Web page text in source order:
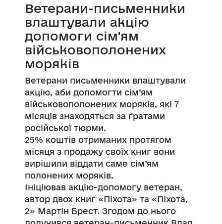
Ветерани-письменники
влаштували акцію
допомоги сім'ям
військовополонених
моряків
Ветерани письменники влаштували
акцію, аби допомогти сім’ям
військовополонених моряків, які 7
місяців знаходяться за ґратами
російської тюрми.
25% коштів отриманих протягом
місяця з продажу своїх книг вони
вирішили віддати саме сім’ям
полонених моряків.
Ініціював акцію-допомогу ветеран,
автор двох книг «Піхота» та «Піхота,
2» Мартін Брест. Згодом до нього